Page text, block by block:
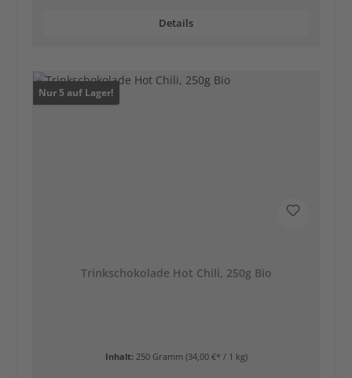
Details
Nur 5 auf Lager!
Trinkschokolade Hot Chili, 250g Bio
Inhalt: 250 Gramm (34,00 €* / 1 kg)